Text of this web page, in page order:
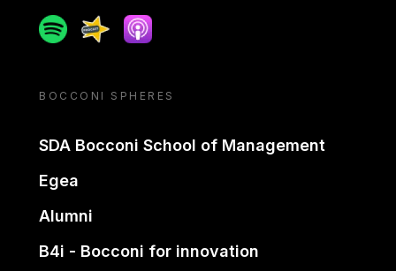
SpotifySpreakerApple podcast
BOCCONI SPHERES
SDA Bocconi School of Management
Egea
Alumni
B4i - Bocconi for innovation